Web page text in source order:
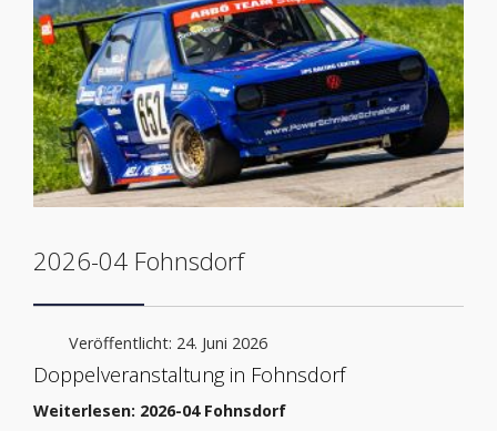
2026-04 Fohnsdorf
Veröffentlicht: 24. Juni 2026
Doppelveranstaltung in Fohnsdorf
Weiterlesen: 2026-04 Fohnsdorf